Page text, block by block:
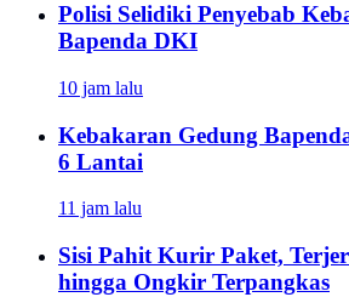
Polisi Selidiki Penyebab
Bapenda DKI
10 jam lalu
Kebakaran Gedung
6 Lantai
11 jam lalu
Sisi Pahit Kurir Paket,
hingga Ongkir Terpangkas